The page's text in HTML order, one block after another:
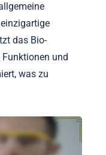
das Bio-
und
was zu